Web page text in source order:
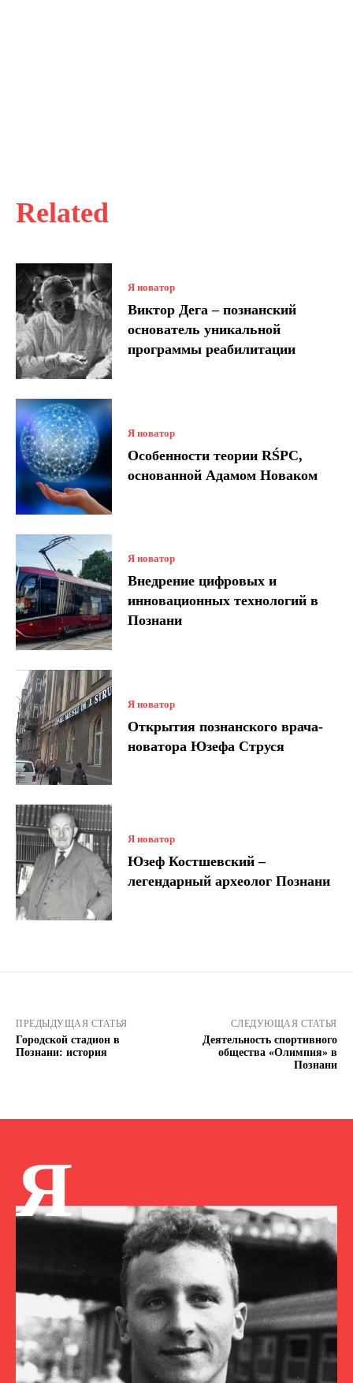
Related
Я новатор
Виктор Дега – познанский
основатель уникальной
программы реабилитации
Я новатор
Особенности теории RŚPC,
основанной Адамом Новаком
Я новатор
Внедрение цифровых и
инновационных технологий в
Познани
Я новатор
Открытия познанского врача-
новатора Юзефа Струся
Я новатор
Юзеф Костшевский –
легендарный археолог Познани
ПРЕДЫДУЩАЯ СТАТЬЯ
Городской стадион в
Познани: история
СЛЕДУЮЩАЯ СТАТЬЯ
Деятельность спортивного
общества «Олимпия» в
Познани
Я